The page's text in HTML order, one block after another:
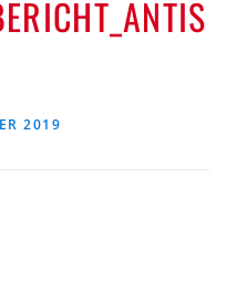
MITMACHEN!
2019